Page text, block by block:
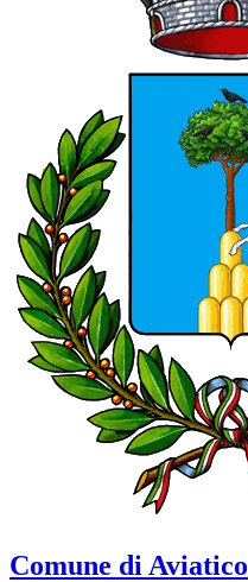
Comune di Aviatico